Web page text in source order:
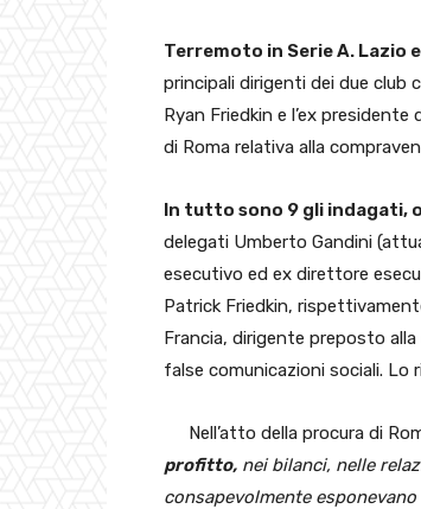
Terremoto in Serie A. Lazio
principali dirigenti dei due club
Ryan Friedkin e l’ex
di Roma relativa alla
In tutto sono 9 gli indagati,
delegati Umberto Gandini
esecutivo ed ex direttore
Patrick Friedkin,
Francia, dirigente preposto
false comunicazioni sociali. Lo
Nell’atto della procura di
profitto, nei bilanci, nelle
consapevolmente